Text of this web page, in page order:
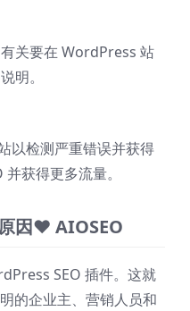
关要在 WordPress 站
明。
以检测严重错误并获得
获得更多流量。
因❤ AIOSEO
SEO 插件。这就
的企业主、营销人员和